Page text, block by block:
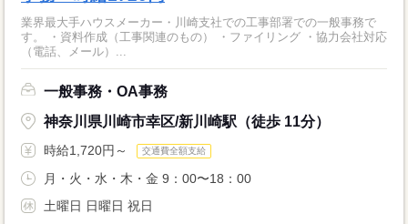
業界最大手ハウスメーカー・川崎支社での工事部署での一般事務で
す。 ・資料作成（工事関連のもの） ・ファイリング ・協力会社対応
（電話、メール）...
一般事務・OA事務
神奈川県川崎市幸区/新川崎駅（徒歩 11分）
時給1,720円～ 交通費全額支給
月・火・水・木・金 9：00〜18：00
土曜日 日曜日 祝日